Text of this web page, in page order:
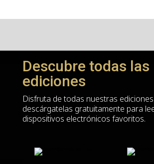
Descubre todas las
ediciones
Disfruta de todas nuestras
descárgatelas gratuitamente para
dispositivos electrónicos favoritos.